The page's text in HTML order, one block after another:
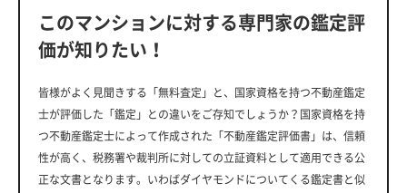
このマンションに対する専門家の鑑定評
価が知りたい！
皆様がよく見聞きする「無料査定」と、国家資格を持つ不動産鑑定
士が評価した「鑑定」との違いをご存知でしょうか？国家資格を持
つ不動産鑑定士によって作成された「不動産鑑定評価書」は、信頼
性が高く、税務署や裁判所に対しての立証資料として適用できる公
正な文書となります。いわばダイヤモンドについてくる鑑定書と似